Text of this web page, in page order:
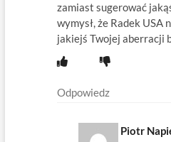
zamiast sugerować
wymysł, że Radek USA
jakiejś Twojej aberracji
Odpowiedz
Piotr